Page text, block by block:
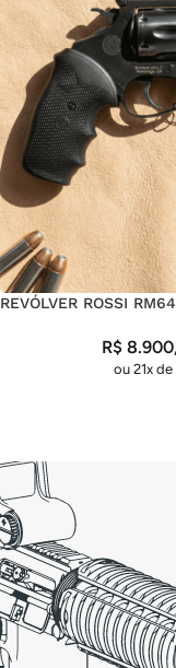
REVÓLVER ROSSI
R$
ou 21x de